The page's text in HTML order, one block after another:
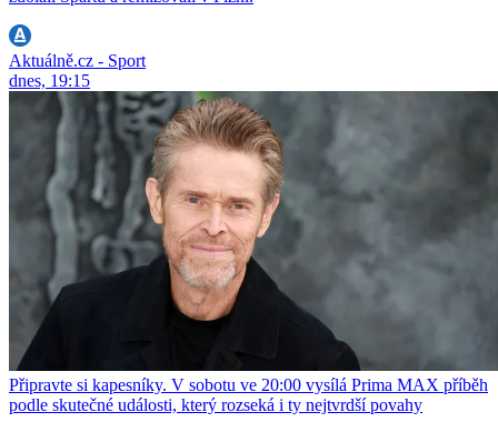
Aktuálně.cz - Sport
dnes, 19:15
Připravte si kapesníky. V sobotu ve 20:00 vysílá Prima MAX příběh
podle skutečné události, který rozseká i ty nejtvrdší povahy